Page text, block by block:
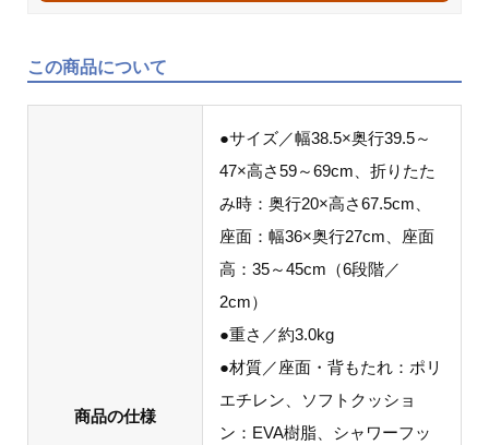
この商品について
商品の仕様
●サイズ／幅38.5×奥行39.5～
47×高さ59～69cm、折りたた
み時：奥行20×高さ67.5cm、
座面：幅36×奥行27cm、座面
高：35～45cm（6段階／
2cm）
●重さ／約3.0kg
●材質／座面・背もたれ：ポリ
エチレン、ソフトクッショ
ン：EVA樹脂、シャワーフッ